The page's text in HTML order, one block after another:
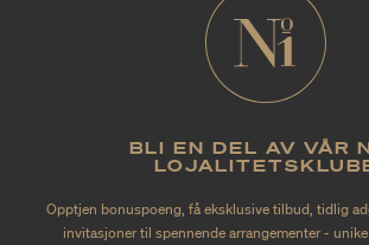
BLI EN DEL AV VÅR
Opptjen bonuspoeng, få eksklusive tilbud, tidlig
invitasjoner til spennende arrangementer -